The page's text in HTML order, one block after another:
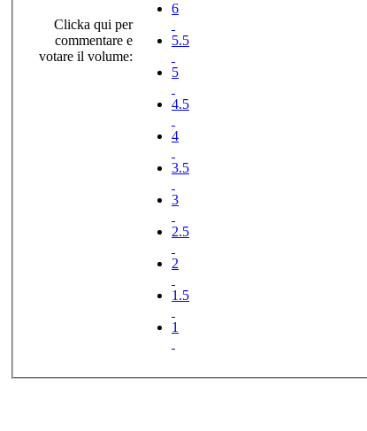
Clicka qui per
commentare e
votare il volume:
6
5.5
5
4.5
4
3.5
3
2.5
2
1.5
1